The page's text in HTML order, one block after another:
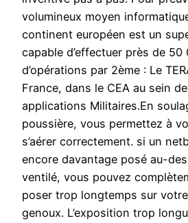
volumineux moyen
continent européen est un
capable d’effectuer près de 50
d’opérations par 2ème : Le
France, dans le CEA au sein
applications Militaires.En
poussière, vous permettez à
s’aérer correctement. si un
encore davantage posé au-
ventilé, vous pouvez
poser trop longtemps sur
genoux. L’exposition trop